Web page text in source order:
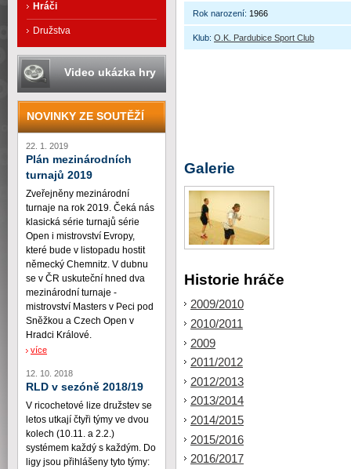
Rok narození: 1966
Klub: O.K. Pardubice Sport Club
Galerie
Historie hráče
2009/2010
2010/2011
2009
2011/2012
2012/2013
2013/2014
2014/2015
2015/2016
2016/2017
Hráči
Družstva
Video ukázka hry
NOVINKY ZE SOUTĚŽÍ
22. 1. 2019
Plán mezinárodních
turnajů 2019
Zveřejněny mezinárodní
turnaje na rok 2019. Čeká nás
klasická série turnajů série
Open i mistrovství Evropy,
které bude v listopadu hostit
německý Chemnitz. V dubnu
se v ČR uskuteční hned dva
mezinárodní turnaje -
mistrovství Masters v Peci pod
Sněžkou a Czech Open v
Hradci Králové.
více
12. 10. 2018
RLD v sezóně 2018/19
V ricochetové lize družstev se
letos utkají čtyři týmy ve dvou
kolech (10.11. a 2.2.)
systémem každý s každým. Do
ligy jsou přihlášeny tyto týmy: